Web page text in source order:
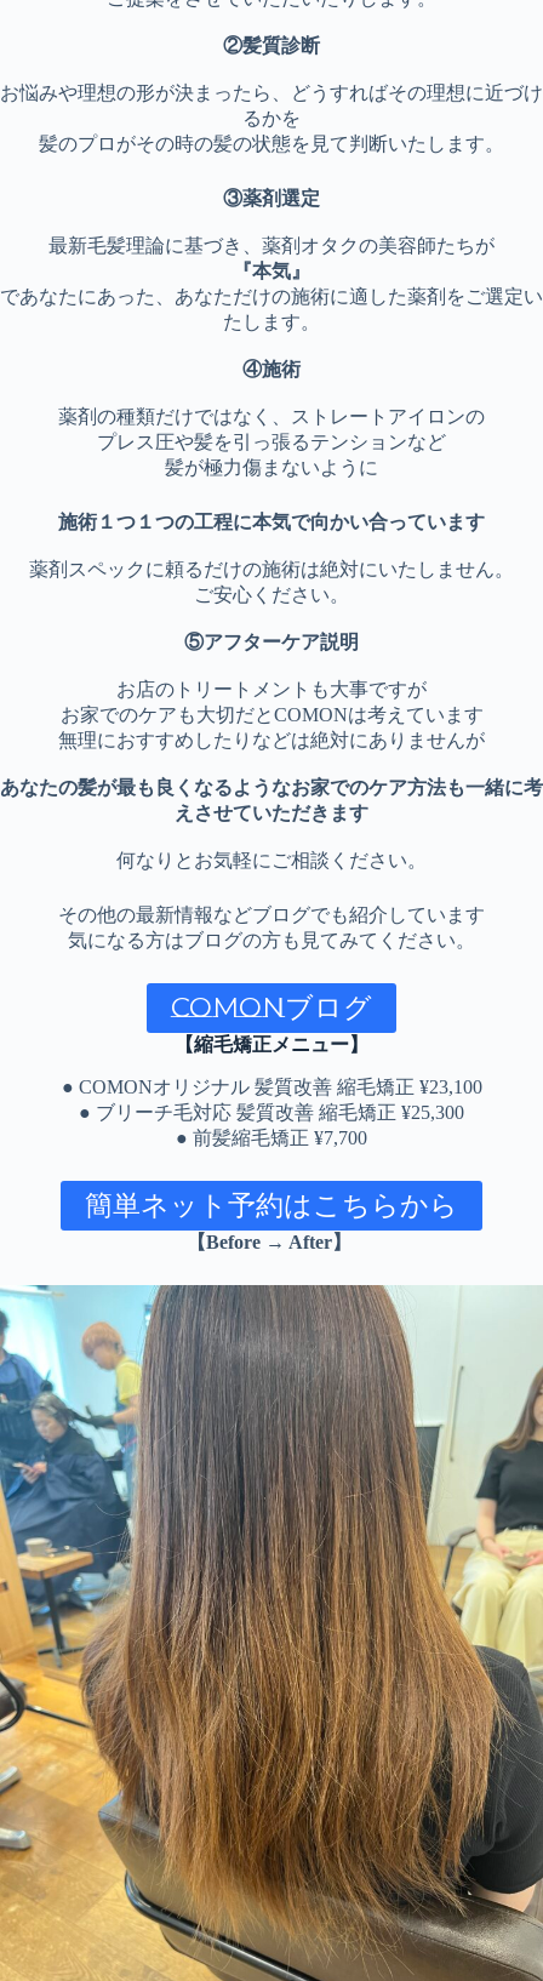
②髪質診断
お悩みや理想の形が決まったら、どうすればその理想に近づけ
るかを
髪のプロがその時の髪の状態を見て判断いたします。
③薬剤選定
最新毛髪理論に基づき、薬剤オタクの美容師たちが
『本気』
であなたにあった、あなただけの施術に適した薬剤をご選定い
たします。
④施術
薬剤の種類だけではなく、ストレートアイロンの
プレス圧や髪を引っ張るテンションなど
髪が極力傷まないように
施術１つ１つの工程に本気で向かい合っています
薬剤スペックに頼るだけの施術は絶対にいたしません。
ご安心ください。
⑤アフターケア説明
お店のトリートメントも大事ですが
お家でのケアも大切だとCOMONは考えています
無理におすすめしたりなどは絶対にありませんが
あなたの髪が最も良くなるようなお家でのケア方法も一緒に考
えさせていただきます
何なりとお気軽にご相談ください。
その他の最新情報などブログでも紹介しています
気になる方はブログの方も見てみてください。
COMONブログ
【縮毛矯正メニュー】
● COMONオリジナル 髪質改善 縮毛矯正 ¥23,100
● ブリーチ毛対応 髪質改善 縮毛矯正 ¥25,300
● 前髪縮毛矯正 ¥7,700
簡単ネット予約はこちらから
【Before → After】